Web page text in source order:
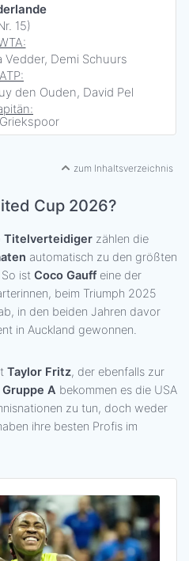
15)
Vedder, Demi Schuurs
ATP:
den Ouden, David Pel
zum Inhaltsverzeichnis
Cup 2026?
Titelverteidiger zählen die
automatisch zu den größten
ist Coco Gauffeine der
beim Triumph 2025
in den beiden Jahren davor
in Auckland gewonnen.
Taylor Fritz, der ebenfalls zur
Gruppe A bekommen es die USA
zu tun, doch weder
ihre besten Profis im